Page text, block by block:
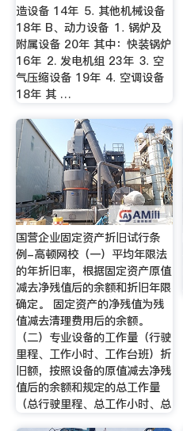
造设备 14年 ⒌ 其他机械设备
18年 B、动力设备 ⒈ 锅炉及
附属设备 20年 其中：快装锅炉
16年 ⒉ 发电机组 23年 ⒊ 空
气压缩设备 19年 ⒋ 空调设备
18年 其 …
国营企业固定资产折旧试行条
例-高顿网校（一）平均年限法
的年折旧率，根据固定资产原值
减去净残值后的余额和折旧年限
确定。 固定资产的净残值为残
值减去清理费用后的余额。
（二）专业设备的工作量（行驶
里程、工作小时、工作台班）折
旧额，按照设备的原值减去净残
值后的余额和规定的总工作量
（总行驶里程、总工作小时、总